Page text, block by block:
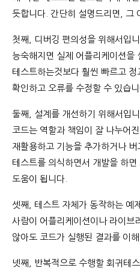
듯합니다. 간단히 설명드리면, 그
첫째, 디버깅 편의성을 위해서입
능숙해지면 실제 어플리케이션을
테스트하는것보다 훨씬 빠르고
확인하고 오류를 수정할 수 있습니
둘째, 설계를 개선하기 위해서입
코드는 역할과 책임이 잘 나누어
재활용하고 기능을 추가하거나 버
테스트를 의식하면서 개발을 하면
도움이 됩니다.
셋째, 테스트 자체가 동작하는 예
사람이 어플리케이션이나 라이브
않아도 코드가 실행된 결과를 이
넷째, 반복적으로 수행할 회귀테